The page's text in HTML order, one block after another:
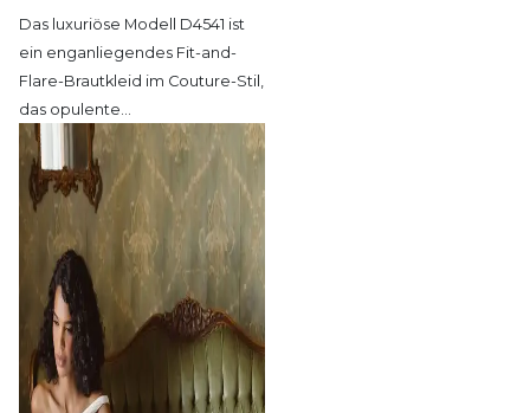
Das luxuriöse Modell D4541 ist
ein enganliegendes Fit-and-
Flare-Brautkleid im Couture-Stil,
das opulente